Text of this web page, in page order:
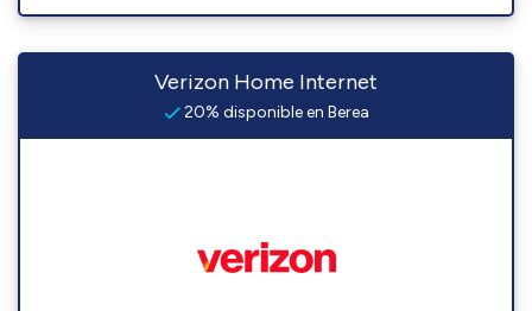
Verizon Home Internet
20% disponible en Berea